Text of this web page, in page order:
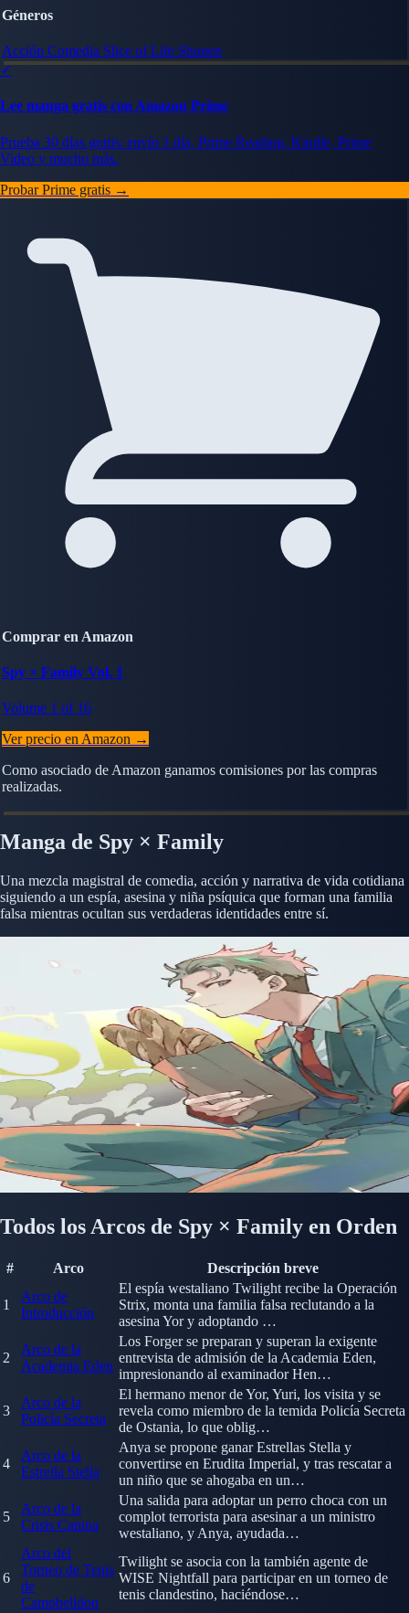
Géneros
Acción Comedia Slice of Life Shonen
✓
Lee manga gratis con Amazon Prime
Prueba 30 días gratis: envío 1 día, Prime Reading, Kindle, Prime
Video y mucho más.
Probar Prime gratis →
Comprar en Amazon
Spy × Family Vol. 1
Volume 1 of 16
Ver precio en Amazon →
Como asociado de Amazon ganamos comisiones por las compras
realizadas.
Manga de Spy × Family
Una mezcla magistral de comedia, acción y narrativa de vida cotidiana
siguiendo a un espía, asesina y niña psíquica que forman una familia
falsa mientras ocultan sus verdaderas identidades entre sí.
Todos los Arcos de Spy × Family en Orden
# Arco Descripción breve
1
Arco de
Introducción
El espía westaliano Twilight recibe la Operación
Strix, monta una familia falsa reclutando a la
asesina Yor y adoptando …
2
Arco de la
Academia Eden
Los Forger se preparan y superan la exigente
entrevista de admisión de la Academia Eden,
impresionando al examinador Hen…
3
Arco de la
Policía Secreta
El hermano menor de Yor, Yuri, los visita y se
revela como miembro de la temida Policía Secreta
de Ostania, lo que oblig…
4
Arco de la
Estrella Stella
Anya se propone ganar Estrellas Stella y
convertirse en Erudita Imperial, y tras rescatar a
un niño que se ahogaba en un…
5
Arco de la
Crisis Canina
Una salida para adoptar un perro choca con un
complot terrorista para asesinar a un ministro
westaliano, y Anya, ayudada…
6
Arco del
Torneo de Tenis
de
Campbelldon
Twilight se asocia con la también agente de
WISE Nightfall para participar en un torneo de
tenis clandestino, haciéndose…